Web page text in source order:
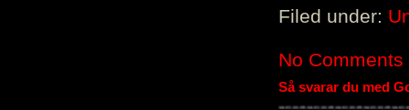
Filed under:
No Comments
Så svarar du med